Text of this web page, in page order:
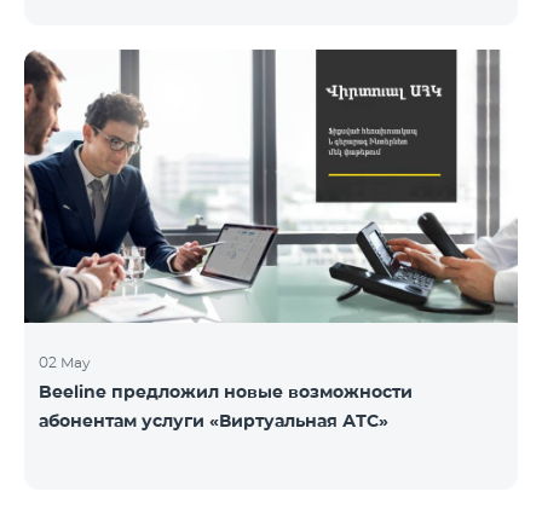
02 May
Beeline предложил новые возможности
абонентам услуги «Виртуальная АТС»